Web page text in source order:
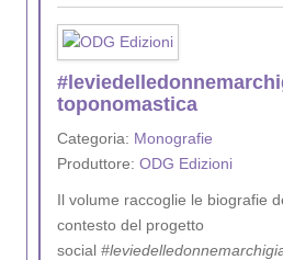
toponomastica
Categoria: Monografie
Produttore: ODG Edizioni
Il volume raccoglie le biografie
contesto del progetto
social